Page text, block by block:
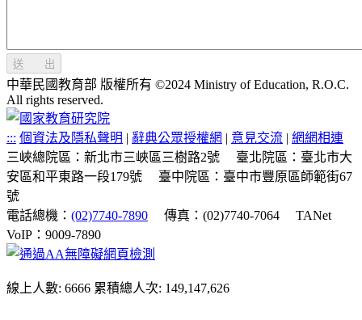
送 出
中華民國教育部 版權所有 ©2024 Ministry of Education, R.O.C.
All rights reserved.
::: 個資法及隱私聲明 | 辭典公眾授權網 | 意見交流 | 網網相連
三峽總院區：新北市三峽區三樹路2號
臺北院區：臺北市大
安區和平東路一段179號
臺中院區：臺中市豐原區師範街67
號
電話總機： (02)7740-7890 傳真：(02)7740-7064
TANet
VoIP：9009-7890
線上人數: 6666 累積總人次: 149,147,626